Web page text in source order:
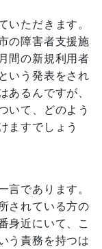
ただきます。
の障害者支援施
間の新規利用者
いう発表をされ
あるんですが、
いて、どのよう
ますでしょう
であります。
されている方の
身近にいて、こ
う責務を持つは